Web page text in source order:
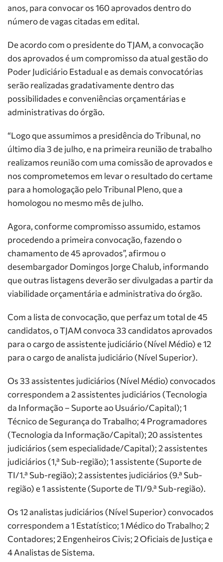
anos, para convocar os 160 aprovados dentro do
número de vagas citadas em edital.
De acordo com o presidente do TJAM, a convocação
dos aprovados é um compromisso da atual gestão do
Poder Judiciário Estadual e as demais convocatórias
serão realizadas gradativamente dentro das
possibilidades e conveniências orçamentárias e
administrativas do órgão.
“Logo que assumimos a presidência do Tribunal, no
último dia 3 de julho, e na primeira reunião de trabalho
realizamos reunião com uma comissão de aprovados e
nos comprometemos em levar o resultado do certame
para a homologação pelo Tribunal Pleno, que a
homologou no mesmo mês de julho.
Agora, conforme compromisso assumido, estamos
procedendo a primeira convocação, fazendo o
chamamento de 45 aprovados”, afirmou o
desembargador Domingos Jorge Chalub, informando
que outras listagens deverão ser divulgadas a partir da
viabilidade orçamentária e administrativa do órgão.
Com a lista de convocação, que perfaz um total de 45
candidatos, o TJAM convoca 33 candidatos aprovados
para o cargo de assistente judiciário (Nível Médio) e 12
para o cargo de analista judiciário (Nível Superior).
Os 33 assistentes judiciários (Nível Médio) convocados
correspondem a 2 assistentes judiciários (Tecnologia
da Informação – Suporte ao Usuário/Capital); 1
Técnico de Segurança do Trabalho; 4 Programadores
(Tecnologia da Informação/Capital); 20 assistentes
judiciários (sem especialidade/Capital); 2 assistentes
judiciários (1,ª Sub-região); 1 assistente (Suporte de
TI/1.ª Sub-região); 2 assistentes judiciários (9.ª Sub-
região) e 1 assistente (Suporte de TI/9.ª Sub-região).
Os 12 analistas judiciários (Nível Superior) convocados
correspondem a 1 Estatístico; 1 Médico do Trabalho; 2
Contadores; 2 Engenheiros Civis; 2 Oficiais de Justiça e
4 Analistas de Sistema.